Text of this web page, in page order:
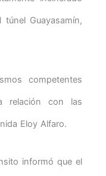
Guayasamín,
competentes
relación con las
Eloy Alfaro.
informó que el